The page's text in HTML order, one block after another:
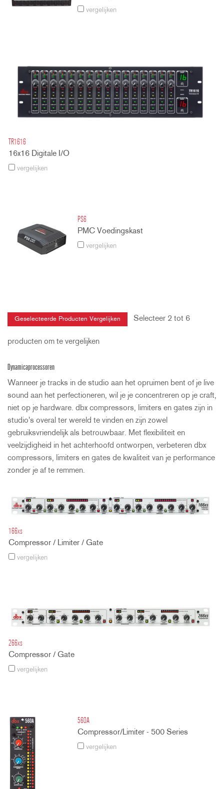
vergelijken
TR1616
16x16 Digitale I/O
vergelijken
PS6
PMC Voedingskast
vergelijken
Selecteer 2 tot 6
producten om te vergelijken
Dynamicaprocessoren
Wanneer je tracks in de studio aan het opruimen bent of je live
sound aan het perfectioneren, wil je je concentreren op je craft,
niet op je hardware. dbx compressors, limiters en gates zijn in
studio's overal ter wereld te vinden en zijn zowel
gebruiksvriendelijk als betrouwbaar. Met flexibiliteit en
veelzijdigheid in het achterhoofd ontworpen, verbeteren dbx
compressors, limiters en gates de kwaliteit van je performance
zonder je af te remmen.
166xs
Compressor / Limiter / Gate
vergelijken
266xs
Compressor / Gate
vergelijken
560A
Compressor/Limiter - 500 Series
vergelijken